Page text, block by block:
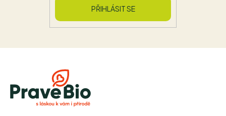
PŘIHLÁSIT SE